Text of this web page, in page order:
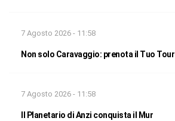
7 Agosto 2026 - 11:58
Non solo Caravaggio: prenota il Tuo Tour
7 Agosto 2026 - 11:58
Il Planetario di Anzi conquista il Mur